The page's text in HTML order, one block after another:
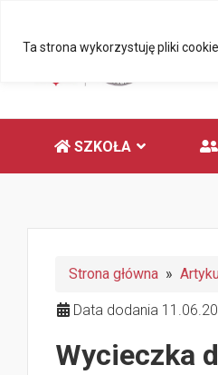
Ta strona wykorzystuję pliki
SZKOŁA
Strona główna »
Data dodania
Wycieczka